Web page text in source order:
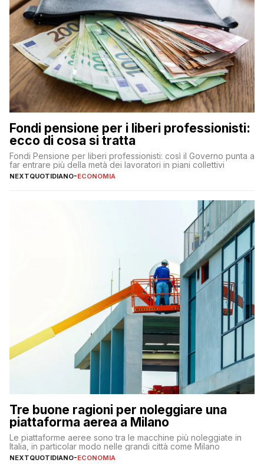
Fondi pensione per i liberi professionisti:
ecco di cosa si tratta
Fondi Pensione per liberi professionisti: così il Governo punta a
far entrare più della metà dei lavoratori in piani collettivi
NEXTQUOTIDIANO-ECONOMIA
Tre buone ragioni per noleggiare una
piattaforma aerea a Milano
Le piattaforme aeree sono tra le macchine più noleggiate in
Italia, in particolar modo nelle grandi città come Milano
NEXTQUOTIDIANO-ECONOMIA